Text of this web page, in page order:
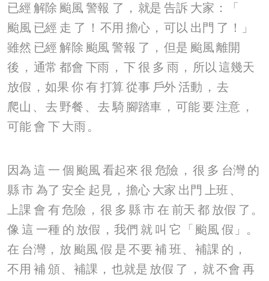
已經 解除 颱風 警報 了 ， 就是 告訴 大家 ：「
颱風 已經 走 了 ！ 不用 擔心 ， 可以 出門 了 ！」
雖然 已經 解除 颱風 警報 了 ， 但是 颱風離開
後 ， 通常 都會 下雨 ， 下 很 多 雨 ， 所以這幾天
放假 ， 如果 你有 打算 從事 戶外活動 ， 去
爬山 、 去 野餐 、 去騎 腳踏車 ， 可能要注意 ，
可能會 下 大雨 。
因為 這 一 個 颱風 看起來 很 危險 ， 很 多 台灣 的
縣市 為了 安全 起見 ， 擔心 大家 出門 上班、
上課 會 有危險 ， 很 多 縣市 在 前天 都 放假 了 。
像 這 一種 的 放假 ， 我們 就 叫 它 「 颱風 假 」。
在 台灣 ， 放 颱風 假 是不要 補 班、 補課 的 ，
不用 補 頒、 補課 ， 也就是 放假 了 ， 就不會 再